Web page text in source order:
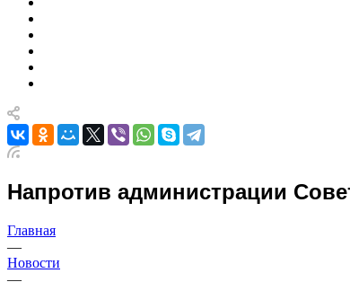
Напротив администрации
Главная
—
Новости
—